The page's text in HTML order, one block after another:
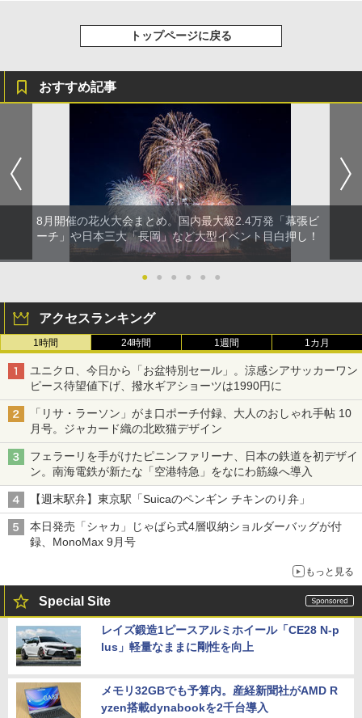
トップページに戻る
おすすめ記事
8月開催の花火大会まとめ。国内最大級2.4万発「幕張ビ
ーチ」や日本三大「長岡」など大型イベント目白押し！
● ● ● ● ● ●
アクセスランキング
1時間 24時間 1週間 1カ月
ユニクロ、今日から「お盆特別セール」。涼感シアサッカーワン
ピース待望値下げ、撥水ギアショーツは1990円に
「リサ・ラーソン」がま口ポーチ付録、大人のおしゃれ手帖 10
月号。ジャカード織の北欧猫デザイン
フェラーリを手がけたピニンファリーナ、日本の鉄道を初デザイ
ン。南海電鉄が新たな「空港特急」をなにわ筋線へ導入
【週末駅弁】東京駅「Suicaのペンギン チキンのり弁」
本日発売「シャカ」じゃばら式4層収納ショルダーバッグが付
録、MonoMax 9月号
もっと見る
Special Site
レイズ鍛造1ピースアルミホイール「CE28 N-p
lus」軽量なままに剛性を向上
メモリ32GBでも予算内。産経新聞社がAMD R
yzen搭載dynabookを2千台導入